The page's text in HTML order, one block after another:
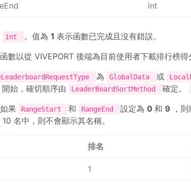
int
int 。值為 1 表示函數已完成且沒有錯誤。
數以從 VIVEPORT 後端為目前使用者下載排行榜
為 GlobalData 或
開始，確切順序由 LeaderBoardSortMethod 確定。
果
RangeStart 和 RangeEnd 設定為 0 和 9 ，
名中，則不會顯示其名稱。
排名
1